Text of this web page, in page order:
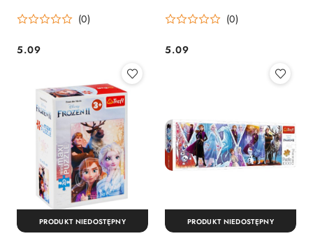
TR
(0)
Cena:
5.09
TR
(0)
Cena:
5.09
PRODUKT NIEDOSTĘPNY PRODUKT NIEDOSTĘPNY